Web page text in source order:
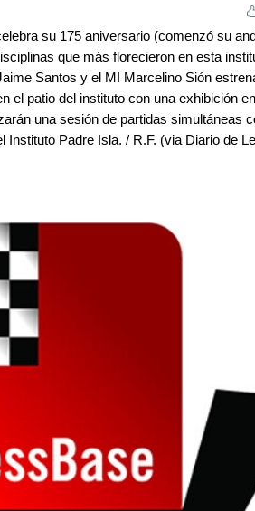
su 175 aniversario (comenzó su
que más florecieron en esta
Santos y el MI Marcelino Sión
el patio del instituto con una exhibición
una sesión de partidas simultáneas
Padre Isla. / R.F. (via Diario de